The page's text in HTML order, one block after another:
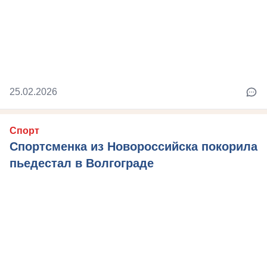
25.02.2026
Спорт
Спортсменка из Новороссийска покорила
пьедестал в Волгограде